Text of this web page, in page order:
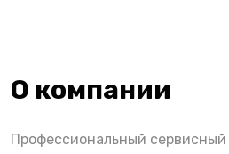
О компании
Профессиональный